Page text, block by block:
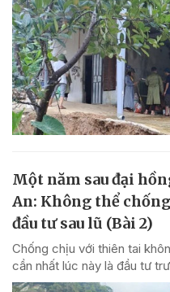
Một năm sau đại
An: Không thể
đầu tư sau lũ (Bài 2)
Chống chịu với thiên tai
cần nhất lúc này là đầu tư